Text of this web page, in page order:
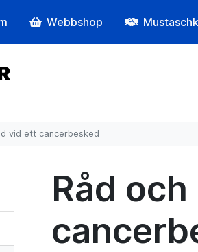
Webbshop
vid ett cancerbesked
Råd